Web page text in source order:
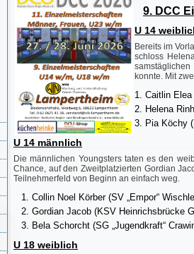
9. DCC
U 14
Bereits im
schloss
konnte. Mit
Caitlin
Helena
Pia Köchy
U 14 männlich
Die männlichen Youngsters taten es den
Chance, auf den Zweitplatzierten Gordian
Teilnehmerfeld von Beginn an einfach weg.
Collin Noel Körber (SV „Empor“
Gordian Jacob (KSV Heinrichsbrücke
Bela Schorcht (SG „Jugendkraft“
U 18 weiblich